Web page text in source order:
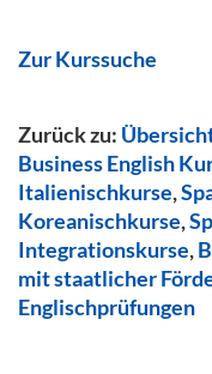
Zur Kurssuche
Zurück zu:
Business English
Italienischkurse,
Koreanischkurse,
Integrationskurse,
mit staatlicher
Englischprüfungen